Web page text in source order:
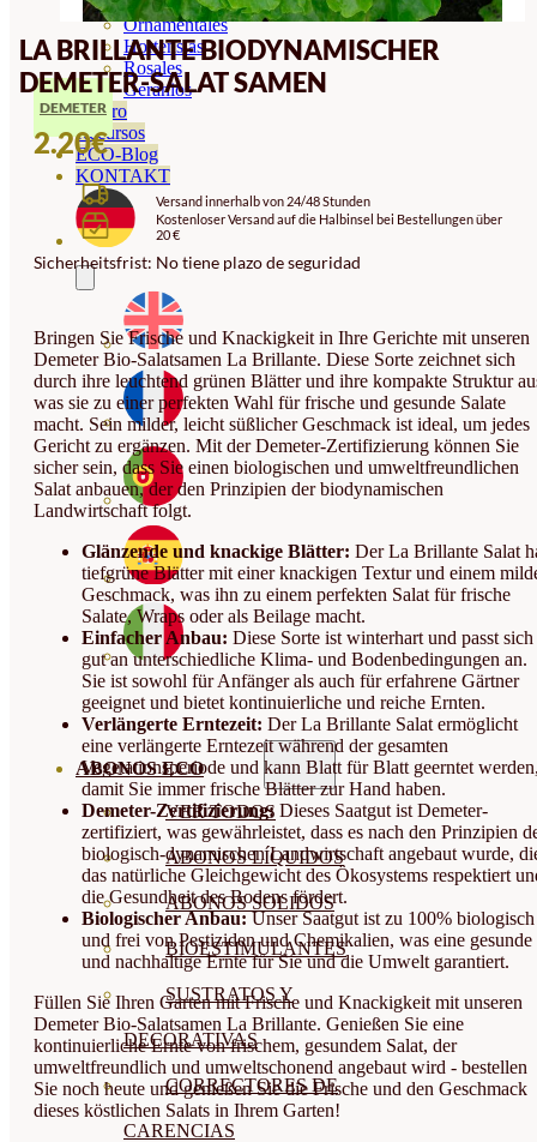
Ornamentales
Hortensias
Rosales
Geranios
Vivero
Recursos
ECO-Blog
KONTAKT
ABONOS ECO
VER TODOS
ABONOS LÍQUIDOS
ABONOS SOLIDOS
BIOESTIMULANTES
SUSTRATOS Y
DECORATIVAS
CORRECTORES DE
CARENCIAS
LA BRILLANTE BIODYNAMISCHER
DEMETER-SALAT SAMEN
DEMETER
2.20€
Versand innerhalb von 24/48 Stunden
Kostenloser Versand auf die Halbinsel bei Bestellungen über
20 €
Sicherheitsfrist: No tiene plazo de seguridad
Bringen Sie Frische und Knackigkeit in Ihre Gerichte mit unseren
Demeter Bio-Salatsamen La Brillante. Diese Sorte zeichnet sich
durch ihre leuchtend grünen Blätter und ihre kompakte Struktur
was sie zu einer perfekten Wahl für frische und gesunde Salate
macht. Sein milder, leicht süßlicher Geschmack ist ideal, um jedes
Gericht zu ergänzen. Mit der Demeter-Zertifizierung können Sie
sicher sein, dass Sie einen biologischen und umweltfreundlichen
Salat anbauen, der den Prinzipien der biodynamischen
Landwirtschaft folgt.
Glänzende und knackige Blätter: Der La Brillante Salat
tiefgrüne Blätter mit einer knackigen Textur und einem
Geschmack, was ihn zu einem perfekten Salat für frische
Salate, Wraps oder als Beilage macht.
Einfacher Anbau: Diese Sorte ist winterhart und passt sich
gut an unterschiedliche Klima- und Bodenbedingungen an.
Sie ist sowohl für Anfänger als auch für erfahrene Gärtner
geeignet und bietet kontinuierliche und reiche Ernten.
Verlängerte Erntezeit: Der La Brillante Salat ermöglicht
eine verlängerte Erntezeit während der gesamten
Vegetationsperiode und kann Blatt für Blatt geerntet
damit Sie immer frische Blätter zur Hand haben.
Demeter-Zertifizierung: Dieses Saatgut ist Demeter-
zertifiziert, was gewährleistet, dass es nach den Prinzipien
biologisch-dynamischen Landwirtschaft angebaut wurde,
das natürliche Gleichgewicht des Ökosystems respektiert
die Gesundheit des Bodens fördert.
Biologischer Anbau:Unser Saatgut ist zu 100% biologisch
und frei von Pestiziden und Chemikalien, was eine gesunde
und nachhaltige Ernte für Sie und die Umwelt garantiert.
Füllen Sie Ihren Garten mit Frische und Knackigkeit mit unseren
Demeter Bio-Salatsamen La Brillante. Genießen Sie eine
kontinuierliche Ernte von frischem, gesundem Salat, der
umweltfreundlich und umweltschonend angebaut wird - bestellen
Sie noch heute und genießen Sie die Frische und den Geschmack
dieses köstlichen Salats in Ihrem Garten!